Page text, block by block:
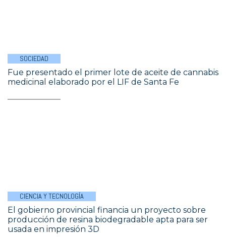
SOCIEDAD
Fue presentado el primer lote de aceite de cannabis
medicinal elaborado por el LIF de Santa Fe
CIENCIA Y TECNOLOGÍA
El gobierno provincial financia un proyecto sobre
producción de resina biodegradable apta para ser
usada en impresión 3D